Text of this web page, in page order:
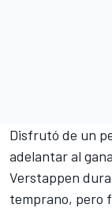
Disfrutó de un
adelantar al
Verstappen
temprano, pero